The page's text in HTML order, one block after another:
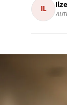
IL